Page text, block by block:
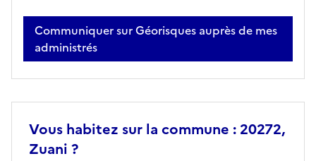
Communiquer sur Géorisques auprès de mes
administrés
Vous habitez sur la commune : 20272,
Zuani ?